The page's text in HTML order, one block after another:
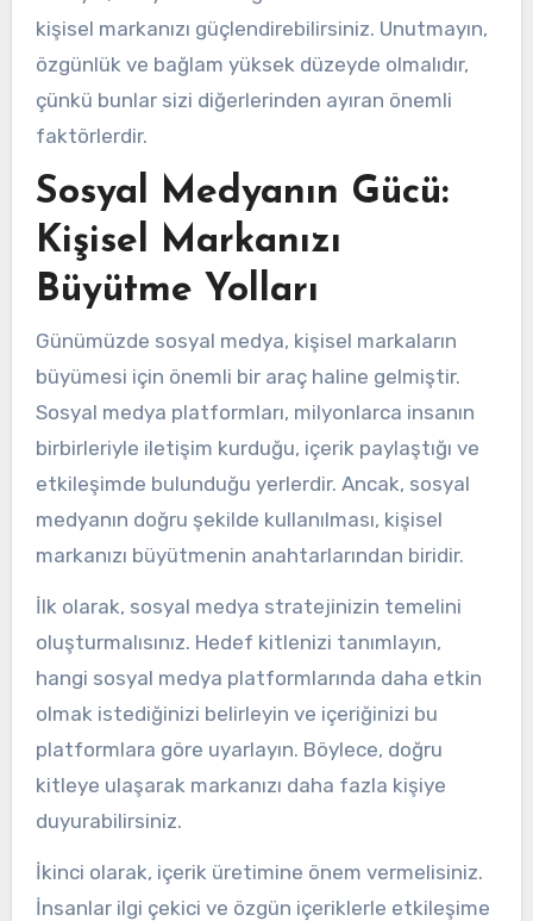
kişisel markanızı güçlendirebilirsiniz. Unutmayın,
özgünlük ve bağlam yüksek düzeyde olmalıdır,
çünkü bunlar sizi diğerlerinden ayıran önemli
faktörlerdir.
Sosyal Medyanın Gücü:
Kişisel Markanızı
Büyütme Yolları
Günümüzde sosyal medya, kişisel markaların
büyümesi için önemli bir araç haline gelmiştir.
Sosyal medya platformları, milyonlarca insanın
birbirleriyle iletişim kurduğu, içerik paylaştığı ve
etkileşimde bulunduğu yerlerdir. Ancak, sosyal
medyanın doğru şekilde kullanılması, kişisel
markanızı büyütmenin anahtarlarından biridir.
İlk olarak, sosyal medya stratejinizin temelini
oluşturmalısınız. Hedef kitlenizi tanımlayın,
hangi sosyal medya platformlarında daha etkin
olmak istediğinizi belirleyin ve içeriğinizi bu
platformlara göre uyarlayın. Böylece, doğru
kitleye ulaşarak markanızı daha fazla kişiye
duyurabilirsiniz.
İkinci olarak, içerik üretimine önem vermelisiniz.
İnsanlar ilgi çekici ve özgün içeriklerle etkileşime